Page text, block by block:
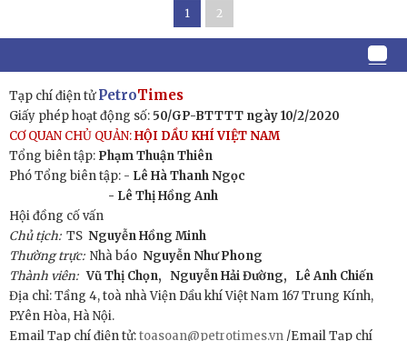
1 2
Tạp chí điện tửPetroTimes
Giấy phép hoạt động số: 50/GP-BTTTT ngày 10/2/2020
CƠ QUAN CHỦ QUẢN:HỘI DẦU KHÍ VIỆT NAM
Tổng biên tập: Phạm Thuận Thiên
Phó Tổng biên tập: - Lê Hà Thanh Ngọc
- Lê Thị Hồng Anh
Hội đồng cố vấn
Chủ tịch:TS Nguyễn Hồng Minh
Thường trực: Nhà báo Nguyễn Như Phong
Thành viên: Vũ Thị Chọn, Nguyễn Hải Đường,
Lê Anh Chiến
Địa chỉ: Tầng 4, toà nhà Viện Dầu khí Việt Nam 167 Trung Kính,
P.Yên Hòa, Hà Nội.
Email Tạp chí điện tử:toasoan@petrotimes.vn /Email Tạp chí